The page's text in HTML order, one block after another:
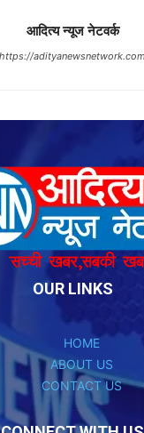
OUR LINKS
HOME
ABOUT US
CONTACT US